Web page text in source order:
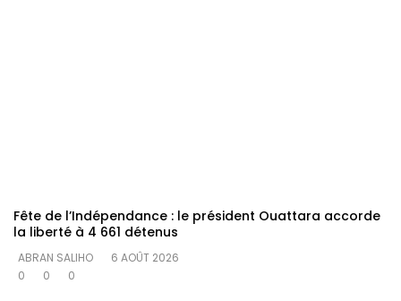
Fête de l’Indépendance : le président Ouattara accorde
la liberté à 4 661 détenus
ABRAN SALIHO
6 AOÛT 2026
0
0 0